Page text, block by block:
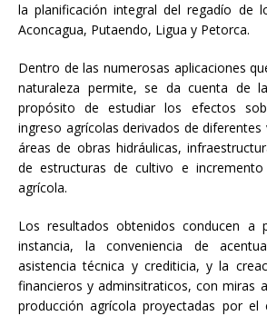
la planificación integral del regadío de
Aconcagua, Putaendo, Ligua y Petorca.
Dentro de las numerosas aplicaciones
naturaleza permite, se da cuenta de
propósito de estudiar los efectos
ingreso agrícolas derivados de diferentes
áreas de obras hidráulicas,
de estructuras de cultivo e
agrícola.
Los resultados obtenidos conducen a
instancia, la conveniencia de
asistencia técnica y crediticia, y la
financieros y adminsitraticos, con miras
producción agrícola proyectadas por el